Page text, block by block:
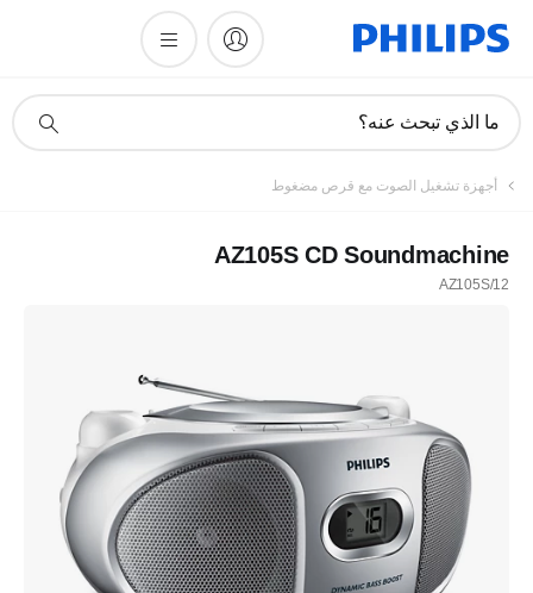
دعم
ما الذي تبحث عنه؟
أجهزة تشغيل الصوت مع قرص مضغوط
AZ105S CD Soundmachine
AZ105S/12